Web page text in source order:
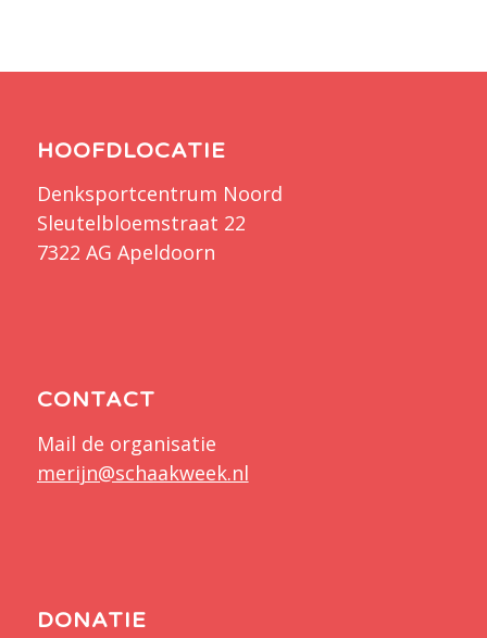
HOOFDLOCATIE
Denksportcentrum Noord
Sleutelbloemstraat 22
7322 AG Apeldoorn
CONTACT
Mail de organisatie
merijn@schaakweek.nl
DONATIE